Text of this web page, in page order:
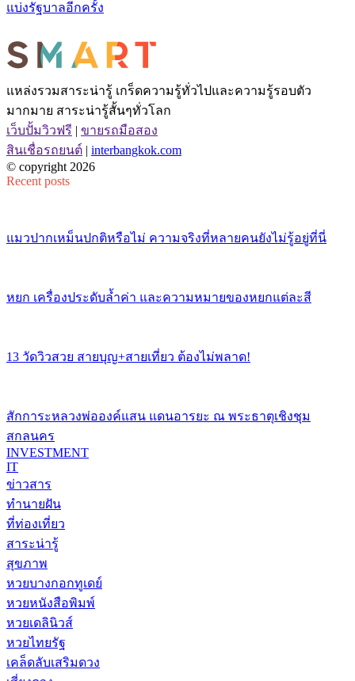
แบ่งรัฐบาลอีกครั้ง
แหล่งรวมสาระน่ารู้ เกร็ดความรู้ทั่วไปและความรู้รอบตัว
มากมาย สาระน่ารู้สั้นๆทั่วโลก
เว็บปั้มวิวฟรี | ขายรถมือสอง
สินเชื่อรถยนต์ | interbangkok.com
© copyright 2026
Recent posts
แมวปากเหม็นปกติหรือไม่ ความจริงที่หลายคนยังไม่รู้อยู่ที่นี่
หยก เครื่องประดับล้ำค่า และความหมายของหยกแต่ละสี
13 วัดวิวสวย สายบุญ+สายเที่ยว ต้องไม่พลาด!
สักการะหลวงพ่อองค์แสน แดนอารยะ ณ พระธาตุเชิงชุม
สกลนคร
INVESTMENT
IT
ข่าวสาร
ทำนายฝัน
ที่ท่องเที่ยว
สาระน่ารู้
สุขภาพ
หวยบางกอกทูเดย์
หวยหนังสือพิมพ์
หวยเดลินิวส์
หวยไทยรัฐ
เคล็ดลับเสริมดวง